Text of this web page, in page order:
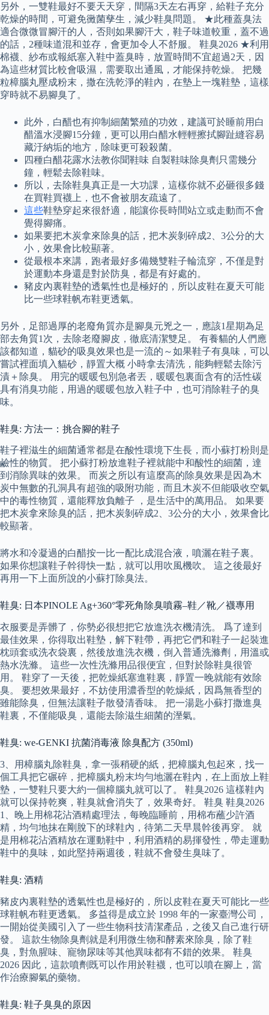
另外，一雙鞋最好不要天天穿，間隔3天左右再穿，給鞋子充分
乾燥的時間，可避免黴菌孳生，減少鞋臭問題。 ★此種蓋臭法
適合微微冒腳汗的人，否則如果腳汗大，鞋子味道較重，蓋不過
的話，2種味道混和並存，會更加令人不舒服。 鞋臭2026 ★利用
棉襪、紗布或報紙塞入鞋中蓋臭時，放置時間不宜超過2天，因
為這些材質比較會吸濕，需要取出通風，才能保持乾燥。 把幾
粒樟腦丸壓成粉末，撒在洗乾淨的鞋內，在墊上一塊鞋墊，這樣
穿時就不易腳臭了。
此外，白醋也有抑制細菌繁殖的功效，建議可於睡前用白
醋溫水浸腳15分鐘，更可以用白醋水輕輕擦拭腳趾縫容易
藏汙納垢的地方，除味更可殺殺菌。
四種白醋花露水法教你聞鞋味 自製鞋味除臭劑只需幾分
鐘，輕鬆去除鞋味。
所以，去除鞋臭真正是一大功課，這樣你就不必砸很多錢
在買鞋買襪上，也不會被朋友疏遠了。
這些鞋墊穿起來很舒適，能讓你長時間站立或走動而不會
覺得腳痛。
如果要把木炭拿來除臭的話，把木炭剝碎成2、3公分的大
小，效果會比較顯著。
從最根本來講，跑者最好多備幾雙鞋子輪流穿，不僅是對
於運動本身還是對於防臭，都是有好處的。
豬皮內裏鞋墊的透氣性也是極好的，所以皮鞋在夏天可能
比一些球鞋帆布鞋更透氣。
另外，足部過厚的老廢角質亦是腳臭元兇之一，應該1星期為足
部去角質1次，去除老廢腳皮，徹底清潔雙足。 有養貓的人們應
該都知道，貓砂的吸臭效果也是一流的～如果鞋子有臭味，可以
嘗試裡面填入貓砂，靜置大概 小時拿去清洗，能夠輕鬆去除污
漬＋除臭。 用完的暖暖包別急者丟，暖暖包裏面含有的活性碳
具有消臭功能，用過的暖暖包放入鞋子中，也可消除鞋子的臭
味。
鞋臭: 方法一：挑合腳的鞋子
鞋子裡滋生的細菌通常都是在酸性環境下生長，而小蘇打粉則是
鹼性的物質。 把小蘇打粉放進鞋子裡就能中和酸性的細菌，達
到消除異味的效果。 而炭之所以有這麼高的除臭效果是因為木
炭中無數的孔洞具有超強的吸附功能，而且木炭不但能吸收空氣
中的毒性物質，還能釋放負離子 ，是生活中的萬用品。 如果要
把木炭拿來除臭的話，把木炭剝碎成2、3公分的大小，效果會比
較顯著。
將水和冷凝過的白醋按一比一配比成混合液，噴灑在鞋子裏。
如果你想讓鞋子幹得快一點，就可以用吹風機吹。 這之後最好
再用一下上面所說的小蘇打除臭法。
鞋臭: 日本PINOLE Ag+360°零死角除臭噴霧–鞋／靴／襪專用
衣服要是弄髒了，你勢必很想把它放進洗衣機清洗。 爲了達到
最佳效果，你得取出鞋墊，解下鞋帶，再把它們和鞋子一起裝進
枕頭套或洗衣袋裏，然後放進洗衣機，倒入普通洗滌劑，用溫或
熱水洗滌。 這些一次性洗滌用品很便宜，但對於除鞋臭很管
用。 鞋穿了一天後，把乾燥紙塞進鞋裏，靜置一晚就能有效除
臭。 要想效果最好，不妨使用濃香型的乾燥紙，因爲無香型的
雖能除臭，但無法讓鞋子散發清香味。 把一湯匙小蘇打撒進臭
鞋裏，不僅能吸臭，還能去除滋生細菌的溼氣。
鞋臭: we-GENKI 抗菌消毒液 除臭配方 (350ml)
3、用樟腦丸除鞋臭，拿一張稍硬的紙，把樟腦丸包起來，找一
個工具把它碾碎，把樟腦丸粉末均勻地灑在鞋內，在上面放上鞋
墊，一雙鞋只要大約一個樟腦丸就可以了。 鞋臭2026 這樣鞋內
就可以保持乾爽，鞋臭就會消失了，效果奇好。 鞋臭 鞋臭2026
1、晚上用棉花沾酒精處理法，每晚臨睡前，用棉布蘸少許酒
精，均勻地抹在剛脫下的球鞋內，待第二天早晨幹後再穿。 就
是用棉花沾酒精放在運動鞋中，利用酒精的易揮發性，帶走運動
鞋中的臭味，如此堅持兩週後，鞋就不會發生臭味了。
鞋臭: 酒精
豬皮內裏鞋墊的透氣性也是極好的，所以皮鞋在夏天可能比一些
球鞋帆布鞋更透氣。 多益得是成立於 1998 年的一家臺灣公司，
一開始從美國引入了一些生物科技清潔產品，之後又自己進行研
發。 這款生物除臭劑就是利用微生物和酵素來除臭，除了鞋
臭，對魚腥味、寵物尿味等其他異味都有不錯的效果。 鞋臭
2026 因此，這款噴劑既可以作用於鞋襪，也可以噴在腳上，當
作治療腳氣的藥物。
鞋臭: 鞋子臭臭的原因